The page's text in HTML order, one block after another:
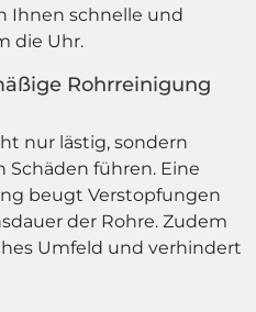
Ihnen schnelle und
die Uhr.
Rohrreinigung
nur lästig, sondern
Schäden führen. Eine
beugt Verstopfungen
der Rohre. Zudem
Umfeld und verhindert